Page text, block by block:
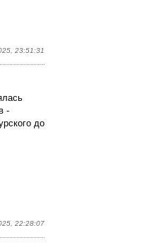
23:51:31
-
до
22:28:07